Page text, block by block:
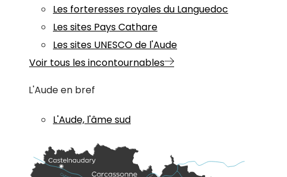
Les forteresses royales du Languedoc
Les sites Pays Cathare
Les sites UNESCO de l'Aude
Voir tous les incontournables
L'Aude en bref
L'Aude, l'âme sud